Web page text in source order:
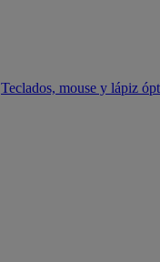
Teclados, mouse y lápiz